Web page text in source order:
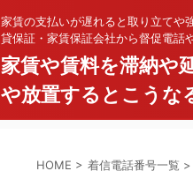
家賃の支払いが遅れると取り立てや
貸保証・家賃保証会社から督促電話
家賃や賃料を滞納や
や放置するとこうな
HOME > 着信電話番号一覧 >